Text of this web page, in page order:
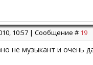
10:57 | Сообщение # 19
не музыкант и очень